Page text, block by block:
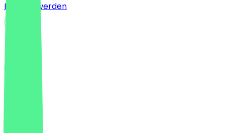
Partner werden